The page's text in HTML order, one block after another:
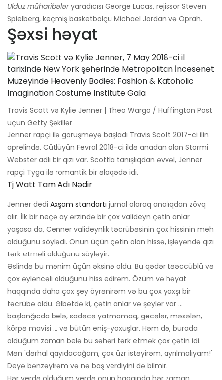
Ulduz müharibələryaradıcısı George Lucas, rejissor Steven
Spielberg, keçmiş basketbolçu Michael Jordan və Oprah.
Şəxsi həyat
Travis Scott və Kylie Jenner | Theo Wargo / Huffington Post
üçün Getty Şəkillər
Jenner rapçi ilə görüşməyə başladı Travis Scott 2017-ci ilin
aprelində. Cütlüyün Fevral 2018-ci ildə anadan olan Stormi
Webster adlı bir qızı var. Scottla tanışlıqdan əvvəl, Jenner
rapçi Tyga ilə romantik bir əlaqədə idi.
Tj Watt Tam Adı Nədir
Jenner dedi Axşam standartı jurnal olaraq analıqdan zövq
alır. İlk bir neçə ay ərzində bir çox valideyn çətin anlar
yaşasa da, Cenner valideynlik təcrübəsinin çox hissinin meh
olduğunu söylədi. Onun üçün çətin olan hissə, işləyəndə qızı
tərk etməli olduğunu söyləyir.
Əslində bu mənim üçün əksinə oldu. Bu qədər təəccüblü və
çox əyləncəli olduğunu hiss edirəm. Özüm və həyat
haqqında daha çox şey öyrənirəm və bu çox yaxşı bir
təcrübə oldu. Əlbətdə ki, çətin anlar və şeylər var ...
başlanğıcda belə, sadəcə yatmamaq, gecələr, məsələn,
körpə mavisi ... və bütün eniş-yoxuşlar. Həm də, burada
olduğum zaman belə bu səhəri tərk etmək çox çətin idi.
Mən 'dərhal qayıdacağam, çox üzr istəyirəm, ayrılmalıyam!'
Deyə bənzəyirəm və nə baş verdiyini də bilmir.